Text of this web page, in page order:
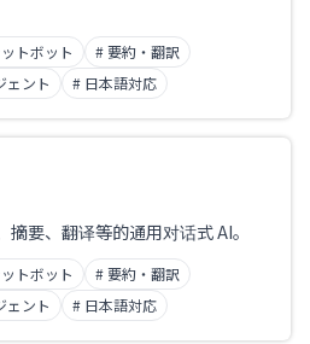
トボット
# 要約・翻訳
ェント # 日本語対応
要、翻译等的通用对话式 AI。
トボット
# 要約・翻訳
ェント # 日本語対応